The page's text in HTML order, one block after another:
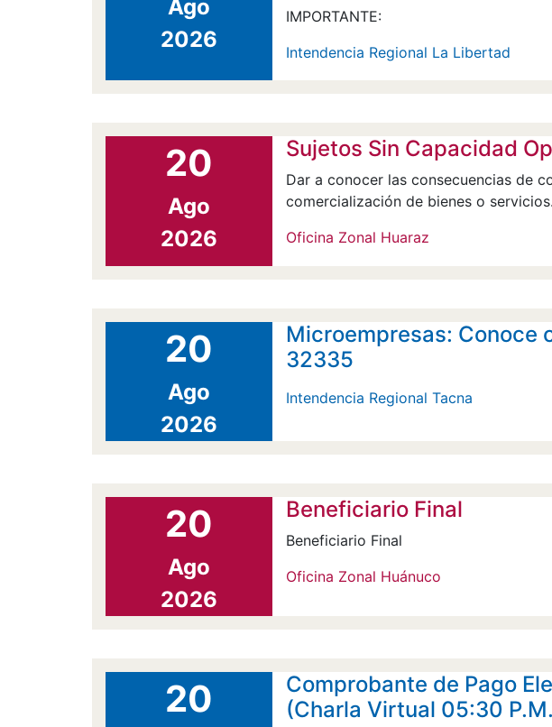
Ago
2026
IMPORTANTE:
Intendencia Regional La Libertad
20
Ago
2026
Sujetos Sin Capacidad
Dar a conocer las consecuencias de
comercialización de bienes o servicios.
Oficina Zonal Huaraz
20
Ago
2026
Microempresas: Conoce
32335
Intendencia Regional Tacna
20
Ago
2026
Beneficiario Final
Beneficiario Final
Oficina Zonal Huánuco
20
Comprobante de Pago
(Charla Virtual 05:30